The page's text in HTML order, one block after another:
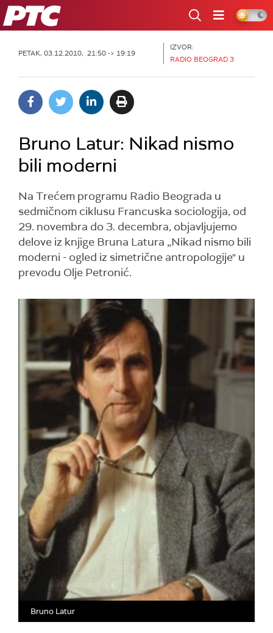
RTS
PETAK, 03.12.2010, 21:50 -> 19:19
IZVOR:
RADIO BEOGRAD 3
Bruno Latur: Nikad nismo
bili moderni
Na Trećem programu Radio Beograda u
sedmičnom ciklusu Francuska sociologija, od
29. novembra do 3. decembra, objavljujemo
delove iz knjige Bruna Latura „Nikad nismo bili
moderni - ogled iz simetrične antropologije" u
prevodu Olje Petronić.
Bruno Latur